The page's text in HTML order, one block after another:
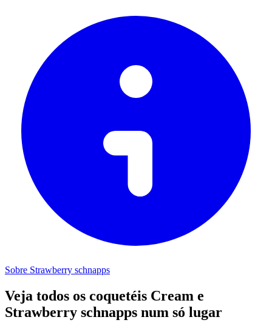
Sobre Strawberry schnapps
Veja todos os coquetéis Cream e
Strawberry schnapps num só lugar